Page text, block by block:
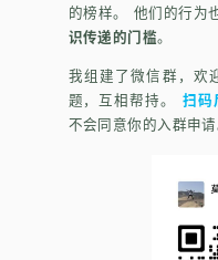
的榜样。 他们的行为
识传递的门槛。
我组建了微信群，欢
题，互相帮持。
扫码
不会同意你的入群申请